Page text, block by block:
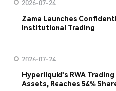
2026-07-24
Zama Launches
Institutional Trading
2026-07-24
Hyperliquid's RWA
Assets, Reaches 54%